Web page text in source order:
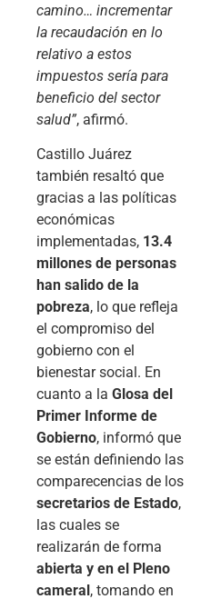
camino… incrementar
la recaudación en lo
relativo a estos
impuestos sería para
beneficio del sector
salud”, afirmó.
Castillo Juárez
también resaltó que
gracias a las políticas
económicas
implementadas, 13.4
millones de personas
han salido de la
pobreza, lo que refleja
el compromiso del
gobierno con el
bienestar social. En
cuanto a la Glosa del
Primer Informe de
Gobierno, informó que
se están definiendo las
comparecencias de los
secretarios de Estado,
las cuales se
realizarán de forma
abierta y en el Pleno
cameral, tomando en